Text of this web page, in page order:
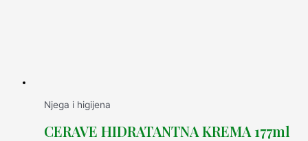
Njega i higijena
CERAVE HIDRATANTNA KREMA 177ml